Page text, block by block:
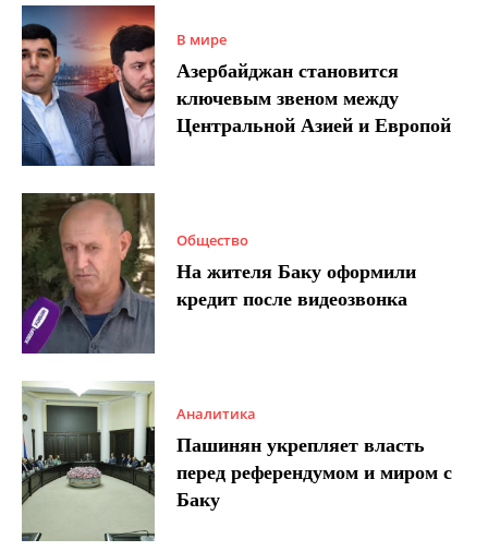
В мире
Азербайджан становится
ключевым звеном между
Центральной Азией и Европой
Общество
На жителя Баку оформили
кредит после видеозвонка
Аналитика
Пашинян укрепляет власть
перед референдумом и миром с
Баку